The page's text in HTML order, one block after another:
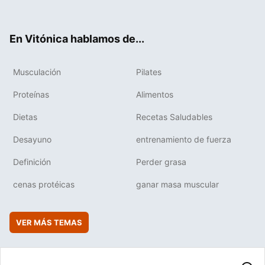
En Vitónica hablamos de...
Musculación Pilates
Proteínas Alimentos
Dietas Recetas Saludables
Desayuno entrenamiento de fuerza
Definición Perder grasa
cenas protéicas ganar masa muscular
VER MÁS TEMAS